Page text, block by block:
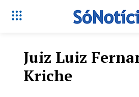
Juiz Luiz
Kriche